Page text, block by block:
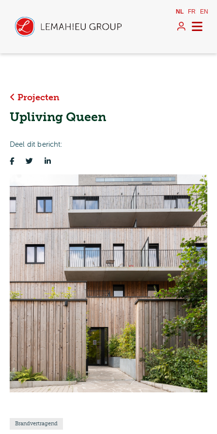
NL FR EN
Projecten
Upliving Queen
Deel dit bericht:
Brandvertragend